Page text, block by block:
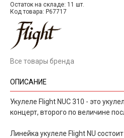
Остаток на складе: 11 шт.
Код товара: P67717
Все товары бренда
ОПИСАНИЕ
Укулеле Flight NUC 310 - это
концерт, второго по величине
Линейка укулеле Flight NU